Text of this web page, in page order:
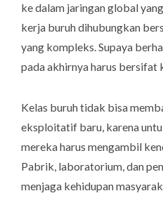
ke dalam jaringan global
kerja buruh dihubungkan
yang kompleks. Supaya
pada akhirnya harus
Kelas buruh tidak bisa
eksploitatif baru, karena
mereka harus mengambil
Pabrik, laboratorium, dan
menjaga kehidupan